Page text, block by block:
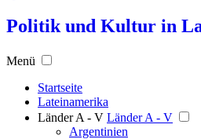
Politik und Kultur in
Menü
Startseite
Lateinamerika
Länder A - V Länder A - V
Argentinien